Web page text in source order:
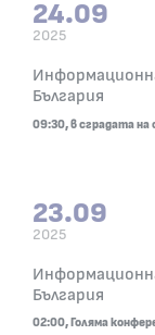
24.09
2025
24.09.2025
България09:30,
09:30, в сградата на
23.09
2025
23.09.2025
България02:00,
02:00, Голяма